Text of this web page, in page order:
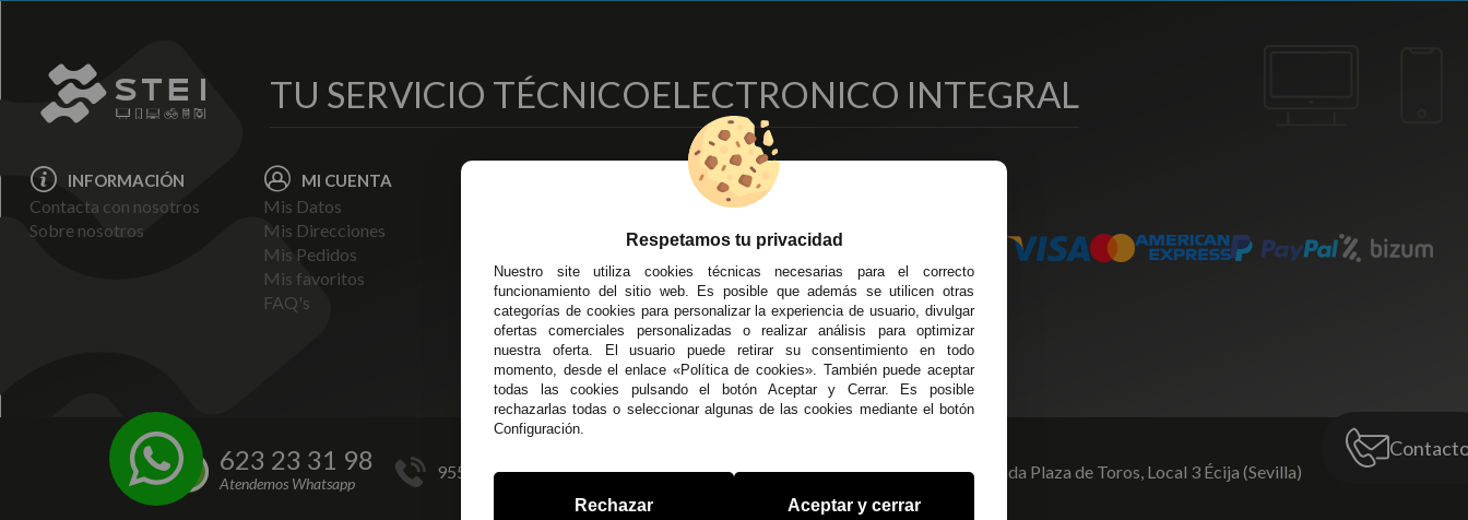
TU SERVICIO TÉCNICOELECTRONICO INTEGRAL
INFORMACIÓN
Contacta con nosotros
Sobre nosotros
MI CUENTA
Mis Datos
Mis Direcciones
Mis Pedidos
Mis favoritos
FAQ's
Entregas y Devoluciones
Pago Seguro
Terminos y
Condiciones Generales
Políticas de Cookies
DELEGACIONES
Écija - Sevilla
Av. Plaza de Toros. Local 3
Córdoba
C/ Ingeniero Iribarren, 14
Alzira - Valencia
C/ Esplugues, 135
623 23 31 98
Atendemos Whatsapp
955 44 45 43/955 44 45 44 info@steielectronica.com Avenida Plaza de Toros, Local 3 Écija (Sevilla)
Respetamos tu privacidad
Nuestro site utiliza cookies técnicas necesarias para el correcto
funcionamiento del sitio web. Es posible que además se utilicen otras
categorías de cookies para personalizar la experiencia de usuario, divulgar
ofertas comerciales personalizadas o realizar análisis para optimizar
nuestra oferta. El usuario puede retirar su consentimiento en todo
momento, desde el enlace «Política de cookies». También puede aceptar
todas las cookies pulsando el botón Aceptar y Cerrar. Es posible
rechazarlas todas o seleccionar algunas de las cookies mediante el botón
Configuración.
Rechazar Aceptar y cerrar